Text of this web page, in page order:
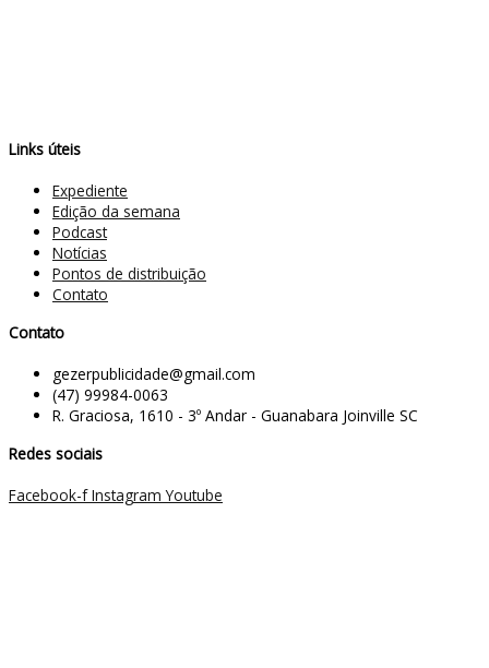
Links úteis
Expediente
Edição da semana
Podcast
Notícias
Pontos de distribuição
Contato
Contato
gezerpublicidade@gmail.com
(47) 99984-0063
R. Graciosa, 1610 - 3º Andar - Guanabara Joinville SC
Redes sociais
Facebook-f Instagram Youtube